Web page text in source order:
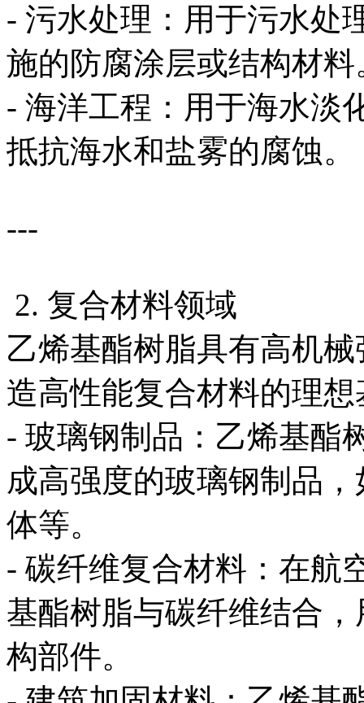
- 污水处理：用于污水处
施的防腐涂层或结构材料
- 海洋工程：用于海水淡
抵抗海水和盐雾的腐蚀。
---
2. 复合材料领域
乙烯基酯树脂具有高机
造高性能复合材料的理
- 玻璃钢制品：乙烯基酯
成高强度的玻璃钢制品
体等。
- 碳纤维复合材料：在航
基酯树脂与碳纤维结合
构部件。